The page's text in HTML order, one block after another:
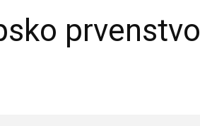
prvenstvo